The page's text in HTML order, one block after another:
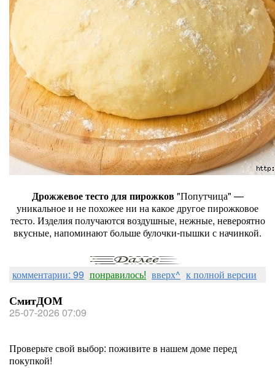
Дрожжевое тесто для пирожков"Попутчица" —
уникальное и не похожее ни на какое другое пирожковое
тесто. Изделия получаются воздушные, нежные, невероятно
вкусные, напоминают больше булочки-пышки с начинкой.
комментарии: 99 понравилось! вверх^ к полной версии
СмитДОМ
25-07-2026 07:09
Проверьте свой выбор: поживите в нашем доме перед
покупкой!